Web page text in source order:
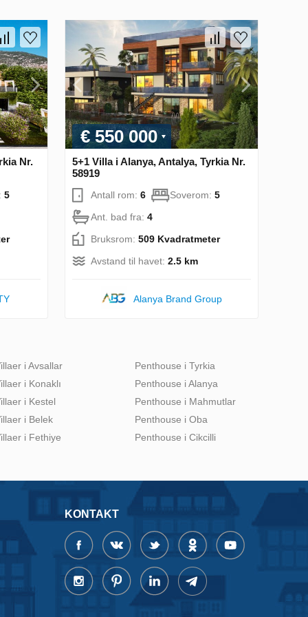
Nr.
5
€ 550 000
5+1 Villa i Alanya, Antalya, Tyrkia Nr.
58919
Antall rom: 6 Soverom: 5
Ant. bad fra: 4
Bruksrom: 509 Kvadratmeter
Avstand til havet: 2.5 km
Alanya Brand Group
i Avsallar
i Konaklı
i Kestel
i Belek
i Fethiye
Penthouse i Tyrkia
Penthouse i Alanya
Penthouse i Mahmutlar
Penthouse i Oba
Penthouse i Cikcilli
KONTAKT